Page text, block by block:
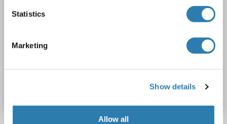
Statistics
Marketing
Show details
Allow all
N° du produit ABIN6741701
Détails